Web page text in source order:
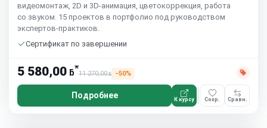
видеомонтаж, 2D и 3D-анимация, цветокоррекция, работа
со звуком. 15 проектов в портфолио под руководством
экспертов-практиков.
Сертификат по завершении
5 580,00 ƃ*
11 270,00ƃ −50%
Подробнее К курсу Сохр. Сравн.